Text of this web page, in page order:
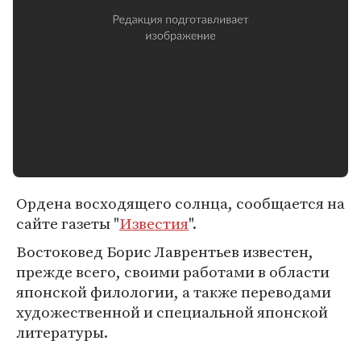
Ордена восходящего солнца, сообщается на
сайте газеты "Известия".
Востоковед Борис Лаврентьев известен,
прежде всего, своими работами в области
японской филологии, а также переводами
художественной и специальной японской
литературы.